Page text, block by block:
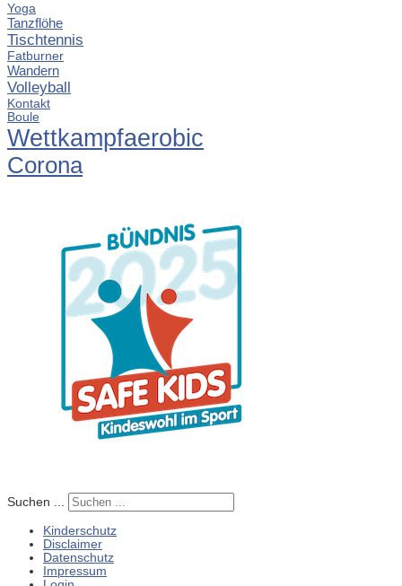
Yoga
Tanzflöhe
Tischtennis
Fatburner
Wandern
Volleyball
Kontakt
Boule
Wettkampfaerobic
Corona
Suchen ...
Kinderschutz
Disclaimer
Datenschutz
Impressum